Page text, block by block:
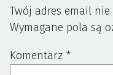
Twój adres email
Wymagane pola są
Komentarz *